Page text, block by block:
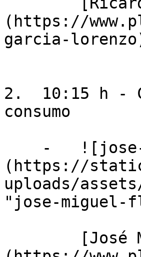
(https://
garcia-
2.  10:15 h -
consumo
(https://
uploads/
"jose-